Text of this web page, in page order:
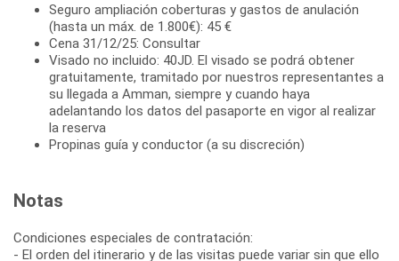
Seguro ampliación coberturas y gastos de anulación
(hasta un máx. de 1.800€): 45 €
Cena 31/12/25: Consultar
Visado no incluido: 40JD. El visado se podrá obtener
gratuitamente, tramitado por nuestros representantes a
su llegada a Amman, siempre y cuando haya
adelantando los datos del pasaporte en vigor al realizar
la reserva
Propinas guía y conductor (a su discreción)
Notas
Condiciones especiales de contratación:
- El orden del itinerario y de las visitas puede variar sin que ello